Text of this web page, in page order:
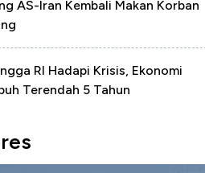
AS-Iran Kembali Makan Korban
RI Hadapi Krisis, Ekonomi
Terendah 5 Tahun